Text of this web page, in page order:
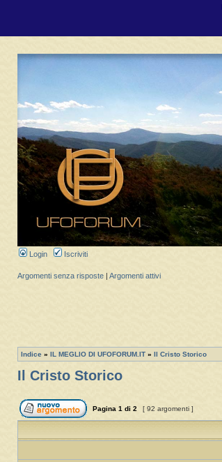
Login Iscriviti
Argomenti senza risposte Argomenti attivi
Indice » IL MEGLIO DI UFOFORUM.IT » Il Cristo Storico
Il Cristo Storico
Pagina 1 di 2 [ 92 argomenti ]